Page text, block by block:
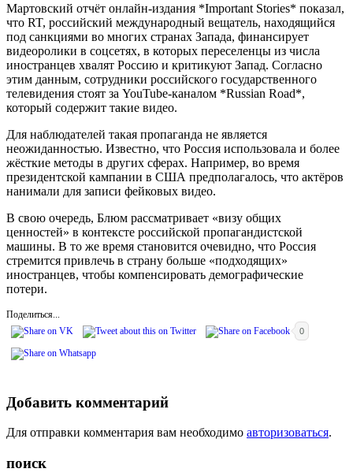
Мартовский отчёт онлайн-издания *Important Stories* показал,
что RT, российский международный вещатель, находящийся
под санкциями во многих странах Запада, финансирует
видеоролики в соцсетях, в которых переселенцы из числа
иностранцев хвалят Россию и критикуют Запад. Согласно
этим данным, сотрудники российского государственного
телевидения стоят за YouTube-каналом *Russian Road*,
который содержит такие видео.
Для наблюдателей такая пропаганда не является
неожиданностью. Известно, что Россия использовала и более
жёсткие методы в других сферах. Например, во время
президентской кампании в США предполагалось, что актёров
нанимали для записи фейковых видео.
В свою очередь, Блюм рассматривает «визу общих
ценностей» в контексте российской пропагандистской
машины. В то же время становится очевидно, что Россия
стремится привлечь в страну больше «подходящих»
иностранцев, чтобы компенсировать демографические
потери.
Поделиться...
0
Добавить комментарий
Для отправки комментария вам необходимо авторизоваться.
поиск